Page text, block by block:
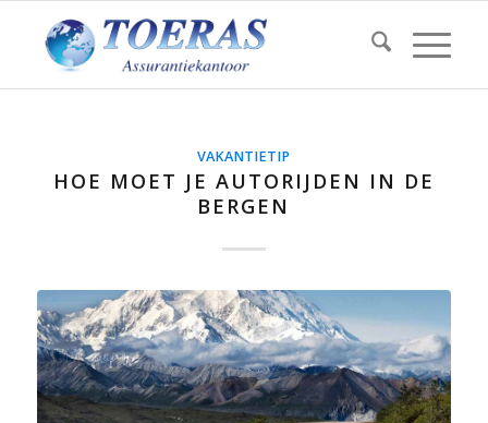
VAKANTIETIP
HOE MOET JE AUTORIJDEN IN DE
BERGEN